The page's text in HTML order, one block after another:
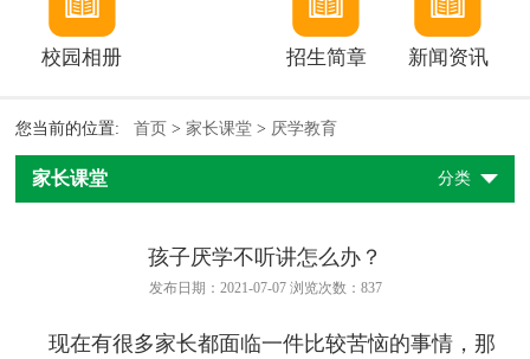
校园相册 招生简章 新闻资讯
您当前的位置:首页 >家长课堂 > 厌学教育
家长课堂 分类
孩子厌学不听讲怎么办？
发布日期：2021-07-07 浏览次数： 837
现在有很多家长都面临一件比较苦恼的事情，那